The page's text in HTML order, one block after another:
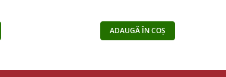
ADAUGĂ ÎN COȘ